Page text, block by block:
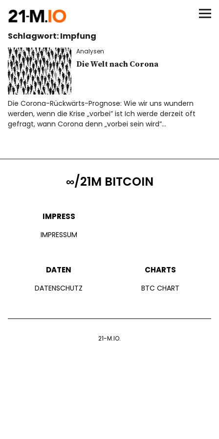
∞/21M BITCOIN
BEGINN
BITCOIN
ANALYSEN
NEWS
Schlagwort:Impfung
Analysen
Die Welt nach Corona
Die Corona-Rückwärts-Prognose: Wie wir uns wundern
werden, wenn die Krise „vorbei” ist Ich werde derzeit oft
gefragt, wann Corona denn „vorbei sein wird”…
∞/21M BITCOIN
IMPRESS
IMPRESSUM
DATEN
DATENSCHUTZ
CHARTS
BTC CHART
21-M.IO